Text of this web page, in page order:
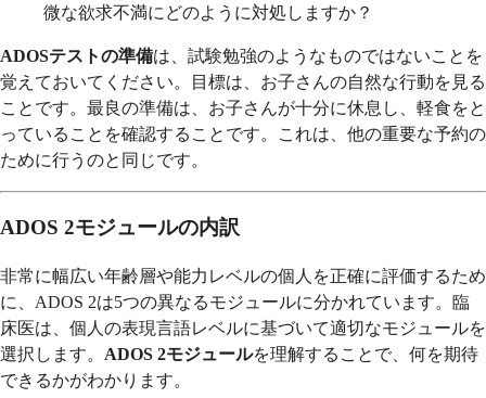
微な欲求不満にどのように対処しますか？
ADOSテストの準備は、試験勉強のようなものではないことを
覚えておいてください。目標は、お子さんの自然な行動を見る
ことです。最良の準備は、お子さんが十分に休息し、軽食をと
っていることを確認することです。これは、他の重要な予約の
ために行うのと同じです。
ADOS 2モジュールの内訳
非常に幅広い年齢層や能力レベルの個人を正確に評価するため
に、ADOS 2は5つの異なるモジュールに分かれています。臨
床医は、個人の表現言語レベルに基づいて適切なモジュールを
選択します。 ADOS 2モジュールを理解することで、何を期待
できるかがわかります。